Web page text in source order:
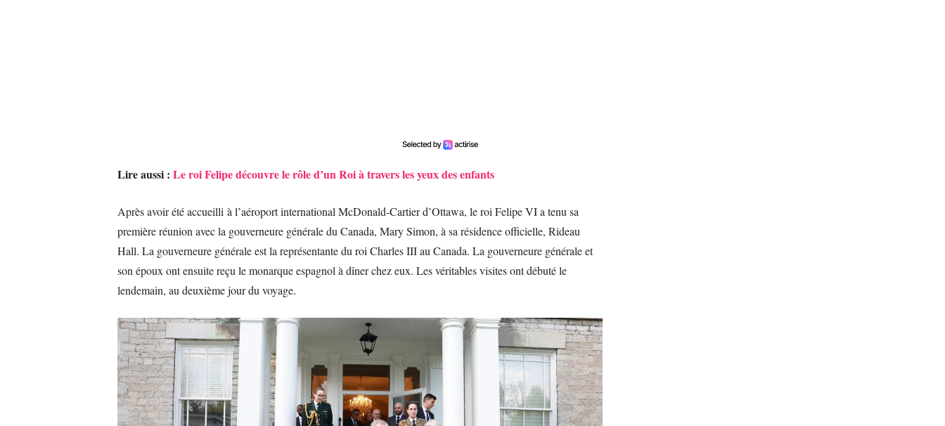
Lire aussi : Le roi Felipe découvre le rôle d’un Roi à travers les yeux des enfants
Après avoir été accueilli à l’aéroport international McDonald-Cartier d’Ottawa, le roi Felipe VI a tenu sa
première réunion avec la gouverneure générale du Canada, Mary Simon, à sa résidence officielle, Rideau
Hall. La gouverneure générale est la représentante du roi Charles III au Canada. La gouverneure générale et
son époux ont ensuite reçu le monarque espagnol à dîner chez eux. Les véritables visites ont débuté le
lendemain, au deuxième jour du voyage.